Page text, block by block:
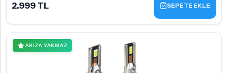
2.999 TL SEPETE EKLE
ARIZA YAKMAZ